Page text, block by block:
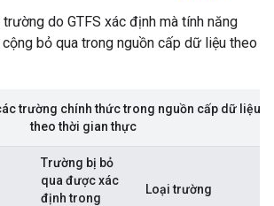
do GTFS xác định mà tính năng
bỏ qua trong nguồn cấp dữ liệu theo
trường chính thức trong nguồn cấp dữ liệu
theo thời gian thực
Trường bị bỏ
qua được xác
định trong
Loại trường